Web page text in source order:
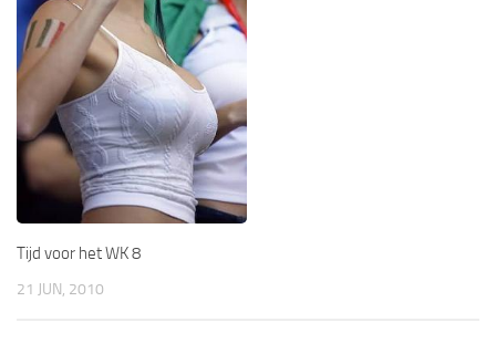
Tijd voor het WK 8
21 JUN, 2010